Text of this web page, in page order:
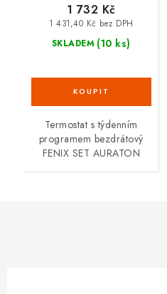
SKLADEM (10 ks)
1 431,40 Kč bez DPH
1 732 Kč
Termostat s týdenním
programem bezdrátový
FENIX SET AURATON